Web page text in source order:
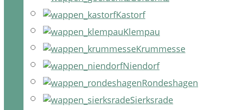
Kastorf
Klempau
Krummesse
Niendorf
Rondeshagen
Sierksrade